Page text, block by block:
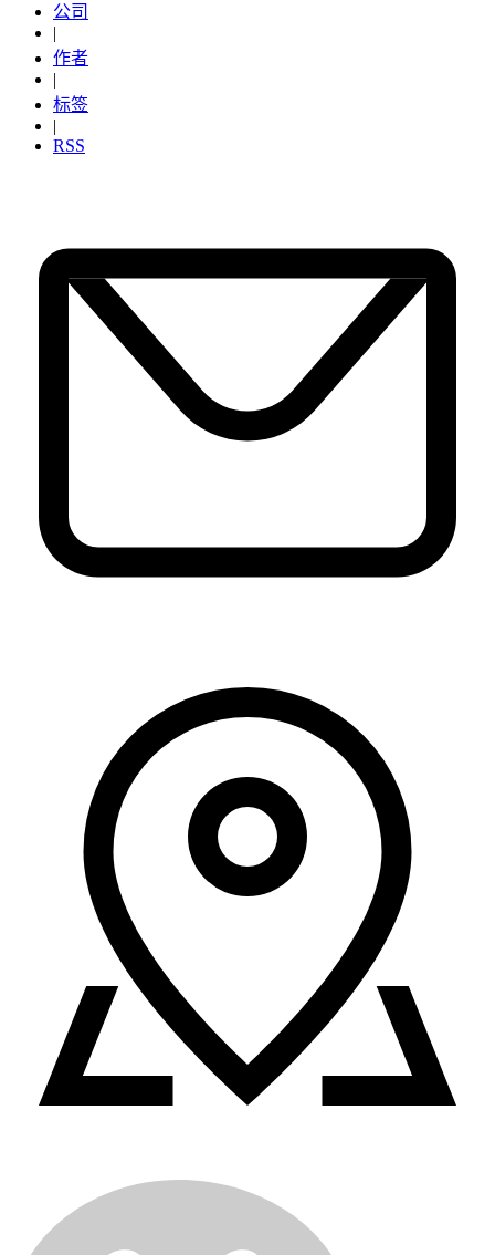
公司
|
作者
|
标签
|
RSS